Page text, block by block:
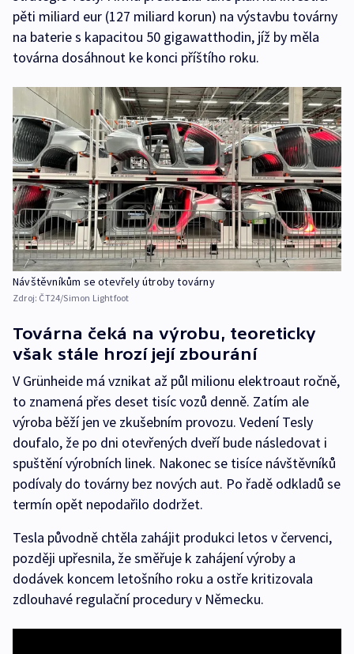
pěti miliard eur (127 miliard korun) na výstavbu továrny
na baterie s kapacitou 50 gigawatthodin, jíž by měla
továrna dosáhnout ke konci příštího roku.
Návštěvníkům se otevřely útroby továrny
Zdroj: ČT24/Simon Lightfoot
Továrna čeká na výrobu, teoreticky
však stále hrozí její zbourání
V Grünheide má vznikat až půl milionu elektroaut ročně,
to znamená přes deset tisíc vozů denně. Zatím ale
výroba běží jen ve zkušebním provozu. Vedení Tesly
doufalo, že po dni otevřených dveří bude následovat i
spuštění výrobních linek. Nakonec se tisíce návštěvníků
podívaly do továrny bez nových aut. Po řadě odkladů se
termín opět nepodařilo dodržet.
Tesla původně chtěla zahájit produkci letos v červenci,
později upřesnila, že směřuje k zahájení výroby a
dodávek koncem letošního roku a ostře kritizovala
zdlouhavé regulační procedury v Německu.